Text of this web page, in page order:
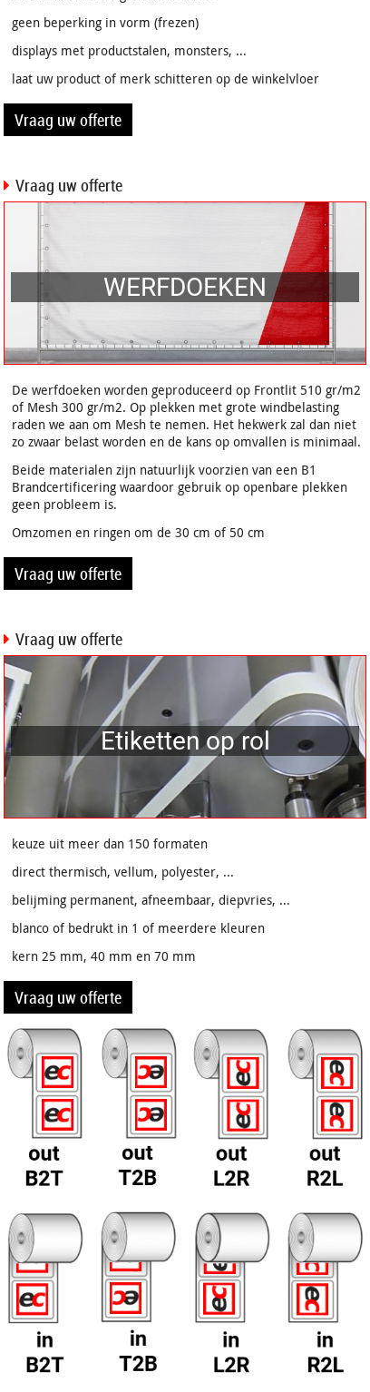
geen beperking in vorm (frezen)
displays met productstalen, monsters, ...
laat uw product of merk schitteren op de winkelvloer
Vraag uw offerte
Vraag uw offerte
WERFDOEKEN
De werfdoeken worden geproduceerd op Frontlit 510 gr/m2
of Mesh 300 gr/m2. Op plekken met grote windbelasting
raden we aan om Mesh te nemen. Het hekwerk zal dan niet
zo zwaar belast worden en de kans op omvallen is minimaal.
Beide materialen zijn natuurlijk voorzien van een B1
Brandcertificering waardoor gebruik op openbare plekken
geen probleem is.
Omzomen en ringen om de 30 cm of 50 cm
Vraag uw offerte
Vraag uw offerte
Etiketten op rol
keuze uit meer dan 150 formaten
direct thermisch, vellum, polyester, ...
belijming permanent, afneembaar, diepvries, ...
blanco of bedrukt in 1 of meerdere kleuren
kern 25 mm, 40 mm en 70 mm
Vraag uw offerte